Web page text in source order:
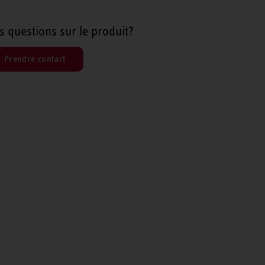
questions sur le produit?
Prendre contact